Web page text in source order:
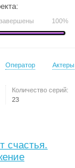
100%
Оператор Актеры
Количество серий:
23
счастья.